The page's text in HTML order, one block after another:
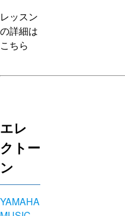
レッスン
の詳細は
こちら
エレ
クトー
ン
YAMAHA